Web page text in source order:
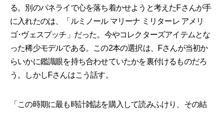
る。別のパネライで心を落ち着かせようと考えたFさんが手
に入れたのは、「ルミノール マリーナ ミリターレ アメリ
ゴ･ヴェスプッチ」だった。今やコレクターズアイテムとな
った稀少モデルである。この2本の選択は、Fさんが当初か
らいかに鑑識眼を持ち合わせていたかを裏付けるものだろ
う。しかしFさんはこう話す。
「この時期に最も時計雑誌を購入して読みふけり、その結